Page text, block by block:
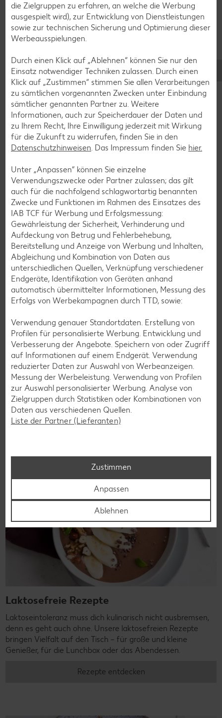
Smoothie-Rezepte
Bowle-Rezepte
Avocado-Rezepte
Erdbeer-Rezepte
Blaubeer-Rezepte
Bananen-Rezepte
Zurück zu allen Rezepten
Glutenfreie Rezepte
Wer auf Gluten verzichtet, muss nicht automatisch auf
Vielfalt und Geschmack verzichten. Ob süß oder herzhaft –
mit unseren glutenfreien Rezepten zauberst du dir Gerichte,
die nicht nur verträglich, sondern auch richtig lecker sind.
Rezepte entdecken
Laktosefreie Rezepte
Laktoseintoleranz muss dich kulinarisch nicht ausbremsen,
denn es geht auch ohne. Unsere laktosefreien Rezepte
bringen Vielfalt auf den Tisch – für große und kleine
Genießer, für die Lunchbox oder das Abendessen.
Rezepte entdecken
die Zielgruppen zu erfahren, an welche die Werbung
ausgespielt wird), zur Entwicklung von Dienstleistungen
sowie zur technischen Sicherung und Optimierung dieser
Werbeausspielungen.
Durch einen Klick auf „Ablehnen“ können Sie nur den
Einsatz notwendiger Techniken zulassen. Durch einen
Klick auf „Zustimmen“ stimmen Sie allen Verarbeitungen
zu sämtlichen vorgenannten Zwecken unter Einbindung
sämtlicher genannten Partner zu. Weitere
Informationen, auch zur Speicherdauer der Daten und
zu Ihrem Recht, Ihre Einwilligung jederzeit mit Wirkung
für die Zukunft zu widerrufen, finden Sie in den
Datenschutzhinweisen. Das Impressum finden Sie hier.
Unter „Anpassen“ können Sie einzelne
Verwendungszwecke oder Partner zulassen; das gilt
auch für die nachfolgend schlagwortartig benannten
Zwecke und Funktionen im Rahmen des Einsatzes des
IAB TCF für Werbung und Erfolgsmessung:
Gewährleistung der Sicherheit, Verhinderung und
Aufdeckung von Betrug und Fehlerbehebung,
Bereitstellung und Anzeige von Werbung und Inhalten,
Abgleichung und Kombination von Daten aus
unterschiedlichen Quellen, Verknüpfung verschiedener
Endgeräte, Identifikation von Geräten anhand
automatisch übermittelter Informationen, Messung des
Erfolgs von Werbekampagnen durch TTD, sowie:
Verwendung genauer Standortdaten. Erstellung von
Profilen für personalisierte Werbung. Entwicklung und
Verbesserung der Angebote. Speichern von oder Zugriff
auf Informationen auf einem Endgerät. Verwendung
reduzierter Daten zur Auswahl von Werbeanzeigen.
Messung der Werbeleistung. Verwendung von Profilen
zur Auswahl personalisierter Werbung. Analyse von
Zielgruppen durch Statistiken oder Kombinationen von
Daten aus verschiedenen Quellen.
Liste der Partner (Lieferanten)
Zustimmen
Anpassen
Ablehnen